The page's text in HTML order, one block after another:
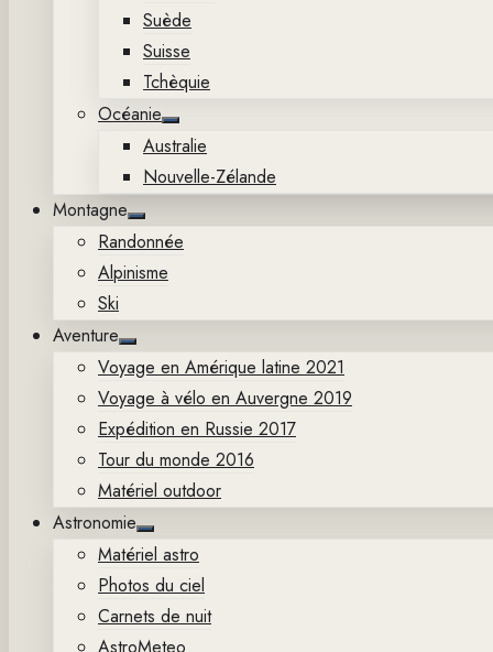
Suède
Suisse
Tchèquie
Océanie
Show
sub
menu
Australie
Nouvelle-Zélande
Montagne
Show
sub
menu
Randonnée
Alpinisme
Ski
Aventure
Show
sub
Voyage en Amérique latine 2021
Voyage à vélo en Auvergne 2019
Expédition en Russie 2017
Tour du monde 2016
Matériel outdoor
Astronomie
Show
sub
menu
Matériel astro
Photos du ciel
Carnets de nuit